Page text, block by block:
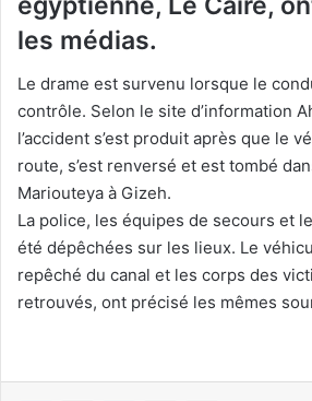
les médias.
Le drame est survenu lorsque le
contrôle. Selon le site d’information
l’accident s’est produit après que le
route, s’est renversé et est tombé
Mariouteya à Gizeh.
La police, les équipes de secours et
été dépêchées sur les lieux. Le
repêché du canal et les corps des
retrouvés, ont précisé les mêmes